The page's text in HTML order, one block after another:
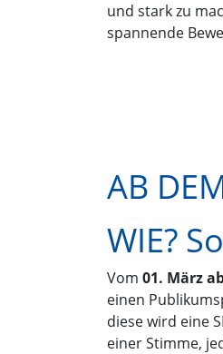
und stark zu
spannende
AB
WIE?
Vom 01. März
einen
diese wird eine
einer Stimme,